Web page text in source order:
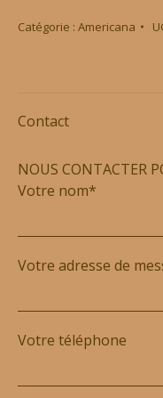
Catégorie : Americana
Contact
NOUS CONTACTER
Votre nom*
Votre adresse de
Votre téléphone